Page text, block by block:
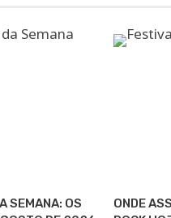
SEMANA: OS
ONDE